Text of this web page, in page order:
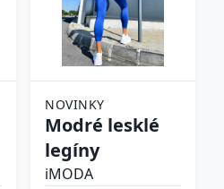
NOVINKY
Modré lesklé
legíny
iMODA